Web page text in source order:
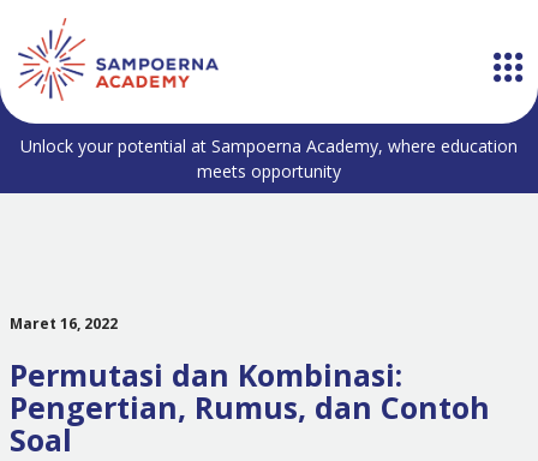
Unlock your potential at Sampoerna Academy, where education
meets opportunity
Maret 16, 2022
Permutasi dan Kombinasi:
Pengertian, Rumus, dan Contoh
Soal